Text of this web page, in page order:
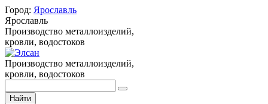
Город: Ярославль
Ярославль
Производство металлоизделий,
кровли, водостоков
Производство металлоизделий,
кровли, водостоков
Найти